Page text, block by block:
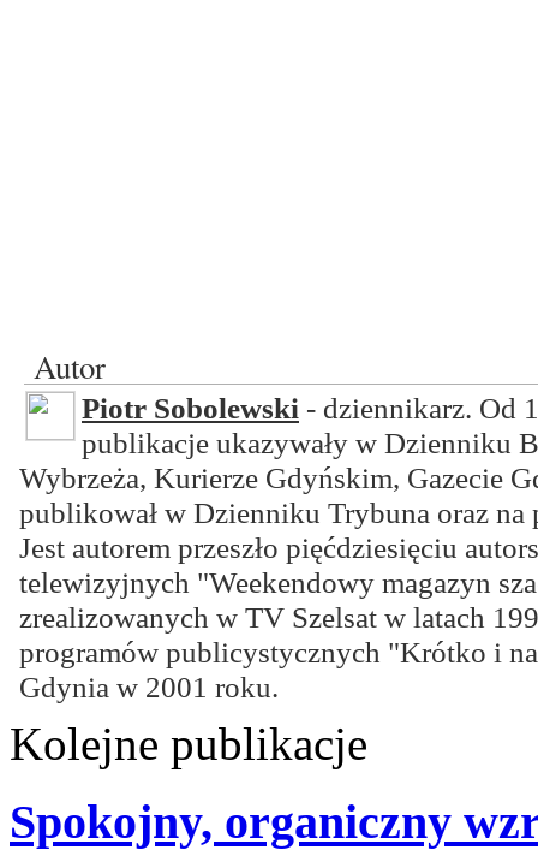
Autor
Piotr Sobolewski - dziennikarz. Od
publikacje ukazywały w Dzienniku
Wybrzeża, Kurierze Gdyńskim, Gazecie
publikował w Dzienniku Trybuna oraz na
Jest autorem przeszło pięćdziesięciu
telewizyjnych "Weekendowy magazyn
zrealizowanych w TV Szelsat w latach
programów publicystycznych "Krótko i
Gdynia w 2001 roku.
Kolejne publikacje
Spokojny, organiczny